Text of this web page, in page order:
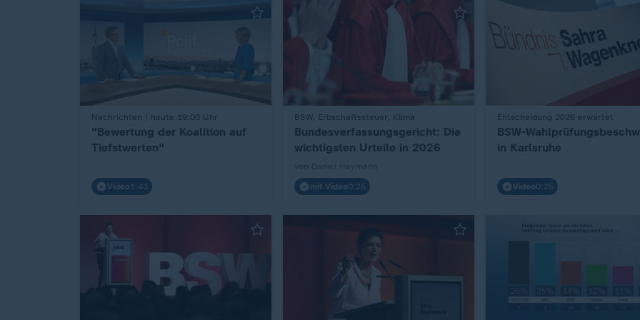
Nachrichten | heute 19:00 Uhr
:"Bewertung der Koalition auf
Tiefstwerten"
Video 1:43
BSW, Erbschaftssteuer, Klima
:
Bundesverfassungsgericht: Die
wichtigsten Urteile in 2026
mit Video0:25
Entscheidung 2026 erwartet
:
BSW-
in Karlsruhe
Video0:25